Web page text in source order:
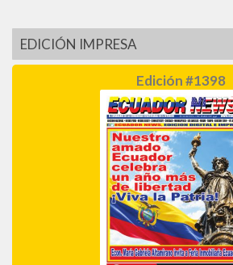
EDICIÓN IMPRESA
Edición #1398